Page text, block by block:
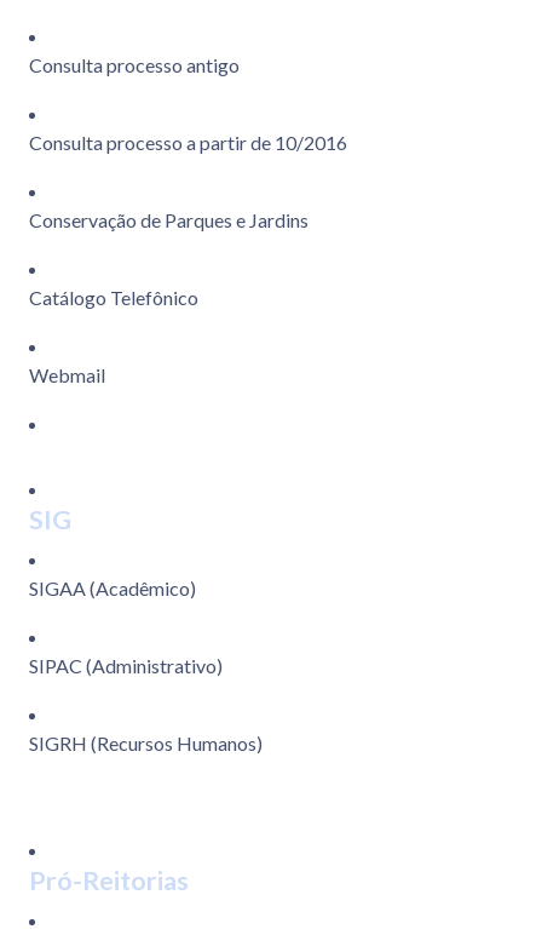
Consulta processo antigo
Consulta processo a partir de 10/2016
Conservação de Parques e Jardins
Catálogo Telefônico
Webmail
SIG
SIGAA (Acadêmico)
SIPAC (Administrativo)
SIGRH (Recursos Humanos)
Pró-Reitorias